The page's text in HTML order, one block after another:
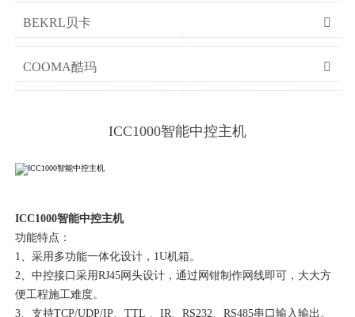
BEKRL贝卡 
COOMA酷玛 
ICC1000智能中控主机
ICC1000智能中控主机
功能特点：
1、采用多功能一体化设计，1U机箱。
2、中控接口采用RJ45网头设计，通过网钳制作网线即可，大大方
便工程施工难度。
3、支持TCP/UDP/IP、TTL 、IR、RS232、RS485串口输入输出。